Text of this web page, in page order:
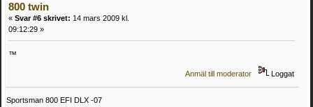
800 twin
« Svar #6 skrivet: 14 mars 2009 kl.
09:12:29 »
™
Anmäl till moderator Loggat
Sportsman 800 EFI DLX -07